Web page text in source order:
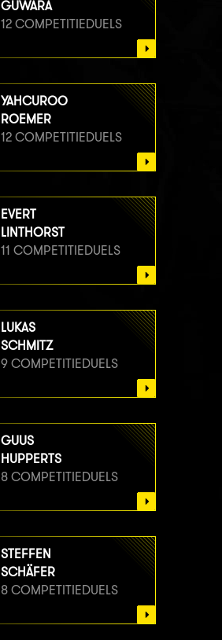
GUWARA
12 COMPETITIEDUELS
YAHCUROO
ROEMER
12 COMPETITIEDUELS
EVERT
LINTHORST
11 COMPETITIEDUELS
LUKAS
SCHMITZ
9 COMPETITIEDUELS
GUUS
HUPPERTS
8 COMPETITIEDUELS
STEFFEN
SCHÄFER
8 COMPETITIEDUELS